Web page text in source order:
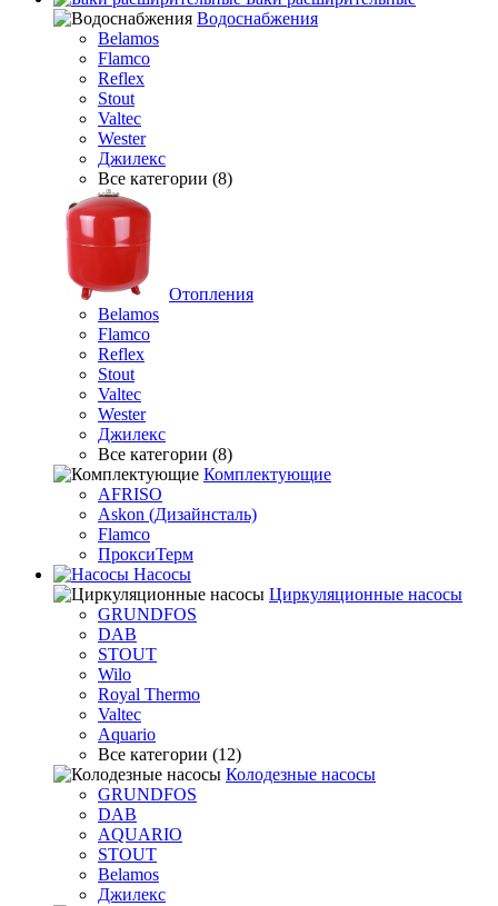
Водоснабжения
Belamos
Flamco
Reflex
Stout
Valtec
Wester
Джилекс
Все категории (8)
Отопления
Belamos
Flamco
Reflex
Stout
Valtec
Wester
Джилекс
Все категории (8)
Комплектующие
AFRISO
Askon (Дизайнсталь)
Flamco
ПроксиТерм
Насосы
Циркуляционные насосы
GRUNDFOS
DAB
STOUT
Wilo
Royal Thermo
Valtec
Aquario
Все категории (12)
Колодезные насосы
GRUNDFOS
DAB
AQUARIO
STOUT
Belamos
Джилекс